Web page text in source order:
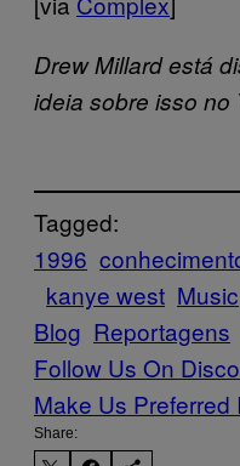
Drew Millard está
ideia sobre isso no
Tagged:
1996
kanye west Music
Blog Reportagens
Follow Us On
Make Us Preferred
Share: